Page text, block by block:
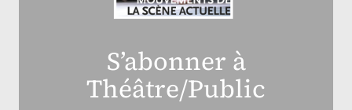
S’abonner à
Théâtre/Public